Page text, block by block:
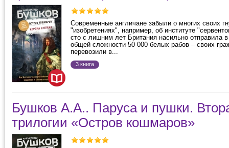
Современные англичане забыли о многих своих
"изобретениях", например, об институте
сто с лишним лет Британия насильно отправила
общей сложности 50 000 белых рабов – своих
перевозили в...
3 книга
Бушков А.А.. Паруса и пушки.
трилогии «Остров кошмаров»